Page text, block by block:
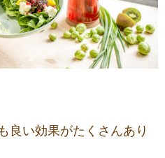
良い効果がたくさんあり